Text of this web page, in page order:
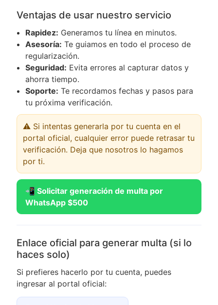
Ventajas de usar nuestro servicio
Rapidez: Generamos tu línea en minutos.
Asesoría: Te guiamos en todo el proceso de
regularización.
Seguridad: Evita errores al capturar datos y
ahorra tiempo.
Soporte: Te recordamos fechas y pasos para
tu próxima verificación.
⚠️ Si intentas generarla por tu cuenta en el
portal oficial, cualquier error puede retrasar tu
verificación. Deja que nosotros lo hagamos
por ti.
📲 Solicitar generación de multa por
WhatsApp $500
Enlace oficial para generar multa (si lo
haces solo)
Si prefieres hacerlo por tu cuenta, puedes
ingresar al portal oficial: